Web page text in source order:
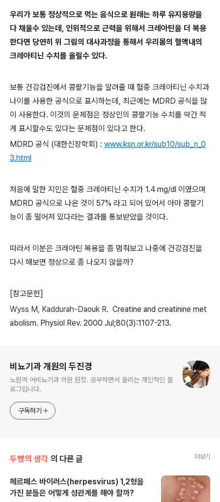
우리가 보통 정상적으로 먹는 음식으로 원래는 하루 유지용량을
다 채울수 있는데, 인위적으로 근력을 위해서 크레아틴을 더 복용
한다면 당연히 위 그림의 대사과정을 통해서 우리몸의 혈액내의
크레아티닌 수치를 올릴수 있다.
보통 건강검진에서 콩팥기능을 알려줄 때 혈중 크레아티닌 수치과
나이를 사용한 공식으로 표시하는데 , 최근에는 MDRD 공식을 많
이 사용한다. 이것의 문제점은 정상인의 콩팥기능 수치를 약간 적
게 표시할수도 있다는 문제점이 있다고 한다.
MDRD 공식 (대한신장학회) : www.ksn.or.kr/sub10/sub_n_0
3.html
처음에 말한 지인은 혈중 크레아티닌 수치가 1.4 mg/dl 이였으며
MDRD 공식으로 나온 것이 57% 라고 되어 있어서 아마 콩팥기
능이 좀 떨어져 있다라는 결과를 통보받았을 것이다.
따라서 이분은 크레아틴 복용을 좀 멈춰보고 나중에 건강검진을
다시 해보면 정상으로 좀 나오지 않을까?
[참고문헌]
Wyss M, Kaddurah-Daouk R. Creatine and creatinine met
abolism. Physiol Rev. 2000 Jul;80(3):1107-213.
비뇨기과 개원의 두진경
노원역 어비뇨기과 의원 원장. 공부하면서 올리는 개인적인 블
로그입니다.
구독하기
두빵의 생각 의 다른 글 더보기
헤르페스 바이러스(herpesvirus) 1,2형을
가진 분들은 어떻게 성관계를 해야 할까?